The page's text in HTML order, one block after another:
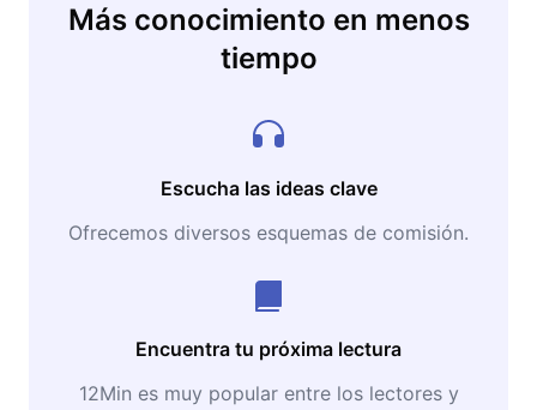
Más conocimiento en menos
tiempo
Escucha las ideas clave
Ofrecemos diversos esquemas de comisión.
Encuentra tu próxima lectura
12Min es muy popular entre los lectores y